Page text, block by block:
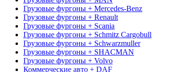
Грузовые фургоны + Mercedes-Benz
Грузовые фургоны + Renault
Грузовые фургоны + Scania
Грузовые фургоны + Schmitz Cargobull
Грузовые фургоны + Schwarzmuller
Грузовые фургоны + SHACMAN
Грузовые фургоны + Volvo
Коммерческие авто + DAF